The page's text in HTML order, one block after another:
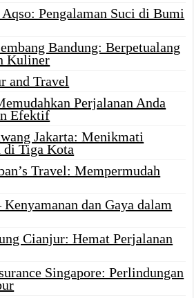
Pengalaman Suci di Bumi
Bandung: Berpetualang
Kuliner
and Travel
Perjalanan Anda
Efektif
Jakarta: Menikmati
di Tiga Kota
Travel: Mempermudah
dan Gaya dalam
Cianjur: Hemat Perjalanan
Singapore: Perlindungan